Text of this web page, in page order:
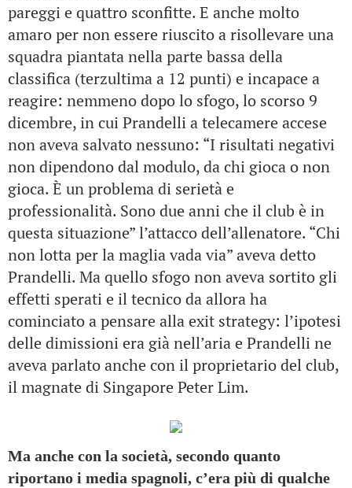
pareggi e quattro sconfitte. E anche molto
amaro per non essere riuscito a risollevare una
squadra piantata nella parte bassa della
classifica (terzultima a 12 punti) e incapace a
reagire: nemmeno dopo lo sfogo, lo scorso 9
dicembre, in cui Prandelli a telecamere accese
non aveva salvato nessuno: “I risultati negativi
non dipendono dal modulo, da chi gioca o non
gioca. È un problema di serietà e
professionalità. Sono due anni che il club è in
questa situazione” l’attacco dell’allenatore. “Chi
non lotta per la maglia vada via” aveva detto
Prandelli. Ma quello sfogo non aveva sortito gli
effetti sperati e il tecnico da allora ha
cominciato a pensare alla exit strategy: l’ipotesi
delle dimissioni era già nell’aria e Prandelli ne
aveva parlato anche con il proprietario del club,
il magnate di Singapore Peter Lim.
Ma anche con la società, secondo quanto
riportano i media spagnoli, c’era più di qualche